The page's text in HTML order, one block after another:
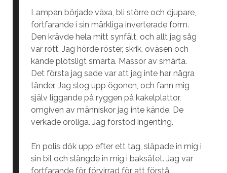
Lampan började växa, bli större och djupare,
fortfarande i sin märkliga inverterade form.
Den krävde hela mitt synfält, och allt jag såg
var rött. Jag hörde röster, skrik, oväsen och
kände plötsligt smärta. Massor av smärta.
Det första jag sade var att jag inte har några
tänder. Jag slog upp ögonen, och fann mig
själv liggande på ryggen på kakelplattor,
omgiven av människor jag inte kände. De
verkade oroliga. Jag förstod ingenting.
En polis dök upp efter ett tag, släpade in mig i
sin bil och slängde in mig i baksätet. Jag var
fortfarande för förvirrad för att förstå